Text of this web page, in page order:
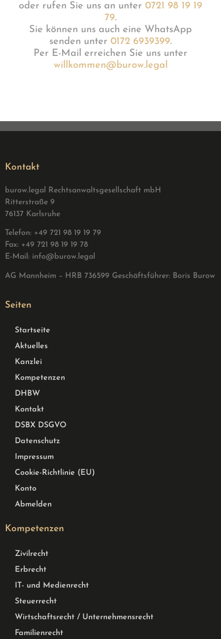
oder rufen Sie uns an unter 0721 98 19 19
79.
Sie können uns auch eine WhatsApp
senden unter 0172 6939399.
Per E-Mail erreichen Sie uns unter
willkommen@burow.legal
Kontakt
burow.legal Rechtsanwaltsgesellschaft mbH
Ritterstraße 9
76137 Karlsruhe
Telefon: +49 721 98 19 19 79
Fax: +49 721 98 19 19 78
E-Mail: info@burow.legal
AG Mannheim – HRB 736599 Geschäftsführer: Boris Burow
Seiten
Startseite
Aktuelles
Kanzlei
Kompetenzen
DHBW
Kontakt
DSBX DSGVO
Datenschutz
Impressum
Cookie-Richtlinie (EU)
Konto
Abmelden
Kompetenzen
Zivilrecht
Erbrecht
IT- und Medienrecht
Steuerrecht
Wirtschaftsrecht / Unternehmensrecht
Familienrecht